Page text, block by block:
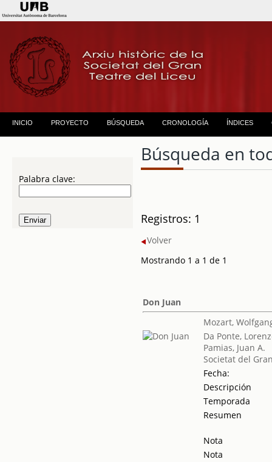
INICIO PROYECTO BÚSQUEDA CRONOLOGÍA ÍNDICES
Palabra clave:
Búsqueda en
Registros: 1
Volver
Mostrando 1 a 1 de 1
Don Juan
Mozart,
Da Ponte,
Pamias, Juan A.
Societat del
Fecha:
Descripción
Temporada
Resumen
Nota
Nota